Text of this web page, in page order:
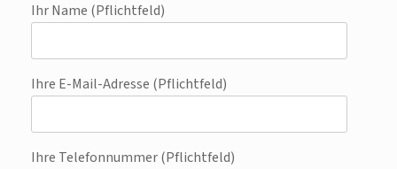
Ihr Name (Pflichtfeld)
Ihre E-Mail-Adresse (Pflichtfeld)
Ihre Telefonnummer (Pflichtfeld)